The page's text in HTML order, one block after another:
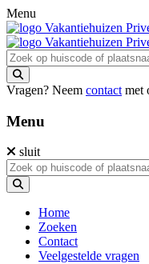
Menu
Vragen? Neem contact met
Menu
sluit
Home
Zoeken
Contact
Veelgestelde vragen